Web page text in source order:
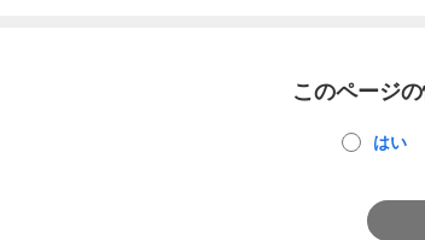
このページ
はい